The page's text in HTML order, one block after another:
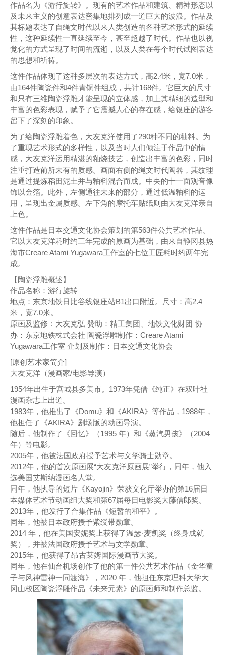
作品名为《游行旋转》。现有的艺术作品和建筑、精神形态以
及未来主义的创意表达密集地排列成一道巨大的波浪。作品及
其标题表达了自绳文时代以来人类创造的各种艺术形式的延续
性，这种延续性一直延续至今，甚至超越了时代。作品也以视
觉化的方式呈现了时间的流逝，以及人类在每个时代试图表达
的思想和祈祷。
这件作品体现了这种多层次的表达方式，高2.4米，宽7.0米，
由164件陶瓷件和4件青铜件组成，共计168件。它巨大的尺寸
和只有三维陶瓷浮雕才能呈现的立体感，加上其精细的造型和
丰富的色彩表现，赋予了它震撼人心的存在感，给银座的游客
留下了深刻的印象。
为了给陶瓷浮雕着色，大友克洋使用了290种不同的釉料。为
了重现艺术形式的多样性，以及当时人们倾注于作品中的情
感，大友克洋运用精湛的釉烧技艺，创造出丰富的色彩，同时
注重打造前所未有的质感。画面右侧的绳文时代陶器，其纹理
是通过提炼稻田泥土并与釉料混合而成。中央的十一面观音像
饰以金箔。此外，左侧通往未来的部分，通过低温釉料的运
用，呈现出金属质感。左下角的摩托车贴纸则由大友克洋亲自
上色。
这件作品是日本交通文化协会策划的第563件公共艺术作品。
它以大友克洋耗时约三年完成的原画为基础，由来自静冈县热
海市Creare Atami Yugawara工作室的七位工匠耗时约两年完
成。
【陶瓷浮雕概述】
作品名称：游行旋转
地点：东京地铁日比谷线银座站B1出口附近。尺寸：高2.4
米，宽7.0米。
原画及监修：大友克弘 赞助：精工集团、地铁文化财团 协
办：东京地铁株式会社 陶瓷浮雕制作：Creare Atami
Yugawara工作室 企划及制作：日本交通文化协会
[原创艺术家简介]
大友克洋（漫画家/电影导演）
1954年出生于宫城县多美市。1973年凭借《纯正》在双叶社
漫画杂志上出道。
1983年，他推出了《Domu》和《AKIRA》等作品，1988年，
他担任了《AKIRA》剧场版的动画导演。
随后，他制作了《回忆》（1995 年）和《蒸汽男孩》（2004
年）等电影。
2005年，他被法国政府授予艺术与文学骑士勋章。
2012年，他的首次原画展“大友克洋原画展”举行，同年，他入
选美国艾斯纳漫画名人堂。
同年，他执导的短片《Kayojin》荣获文化厅举办的第16届日
本媒体艺术节动画组大奖和第67届每日电影奖大藤信郎奖。
2013年，他发行了合集作品《短暂的和平》。
同年，他被日本政府授予紫绶带勋章。
2014 年，他在美国安妮奖上获得了温瑟·麦凯奖（终身成就
奖），并被法国政府授予艺术与文学勋章。
2015年，他获得了昂古莱姆国际漫画节大奖。
同年，他在仙台机场创作了他的第一件公共艺术作品《金华童
子与风神雷神一同渡海》，2020 年，他担任东京理科大学大
冈山校区陶瓷浮雕作品《未来元素》的原画师和制作总监。